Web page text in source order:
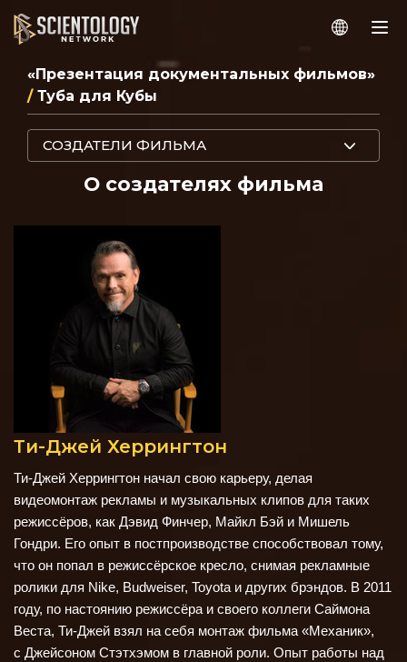
«Презентация документальных фильмов»
/ Туба для Кубы
СОЗДАТЕЛИ ФИЛЬМА
О создателях фильма
Ти-Джей Херрингтон
Ти-Джей Херрингтон начал свою карьеру, делая
видеомонтаж рекламы и музыкальных клипов для таких
режиссёров, как Дэвид Финчер, Майкл Бэй и Мишель
Гондри. Его опыт в постпроизводстве способствовал тому,
что он попал в режиссёрское кресло, снимая рекламные
ролики для Nike, Budweiser, Toyota и других брэндов. В 2011
году, по настоянию режиссёра и своего коллеги Саймона
Веста, Ти-Джей взял на себя монтаж фильма «Механик»,
с Джейсоном Стэтхэмом в главной роли. Опыт работы над